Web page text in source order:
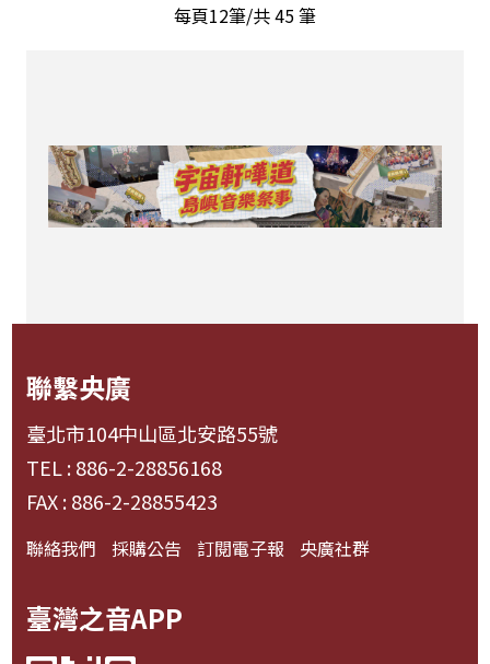
每頁12筆/共45筆
聯繫央廣
臺北市104中山區北安路55號
TEL : 886-2-28856168
FAX : 886-2-28855423
聯絡我們 採購公告 訂閱電子報 央廣社群
臺灣之音APP